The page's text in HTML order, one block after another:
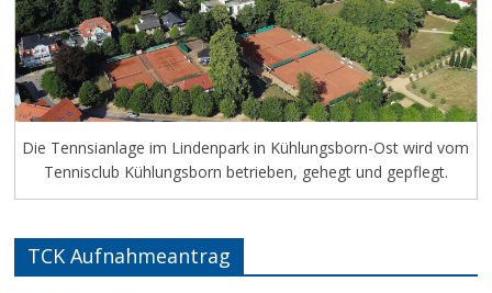
Die Tennsianlage im Lindenpark in Kühlungsborn-Ost wird vom
Tennisclub Kühlungsborn betrieben, gehegt und gepflegt.
TCK Aufnahmeantrag